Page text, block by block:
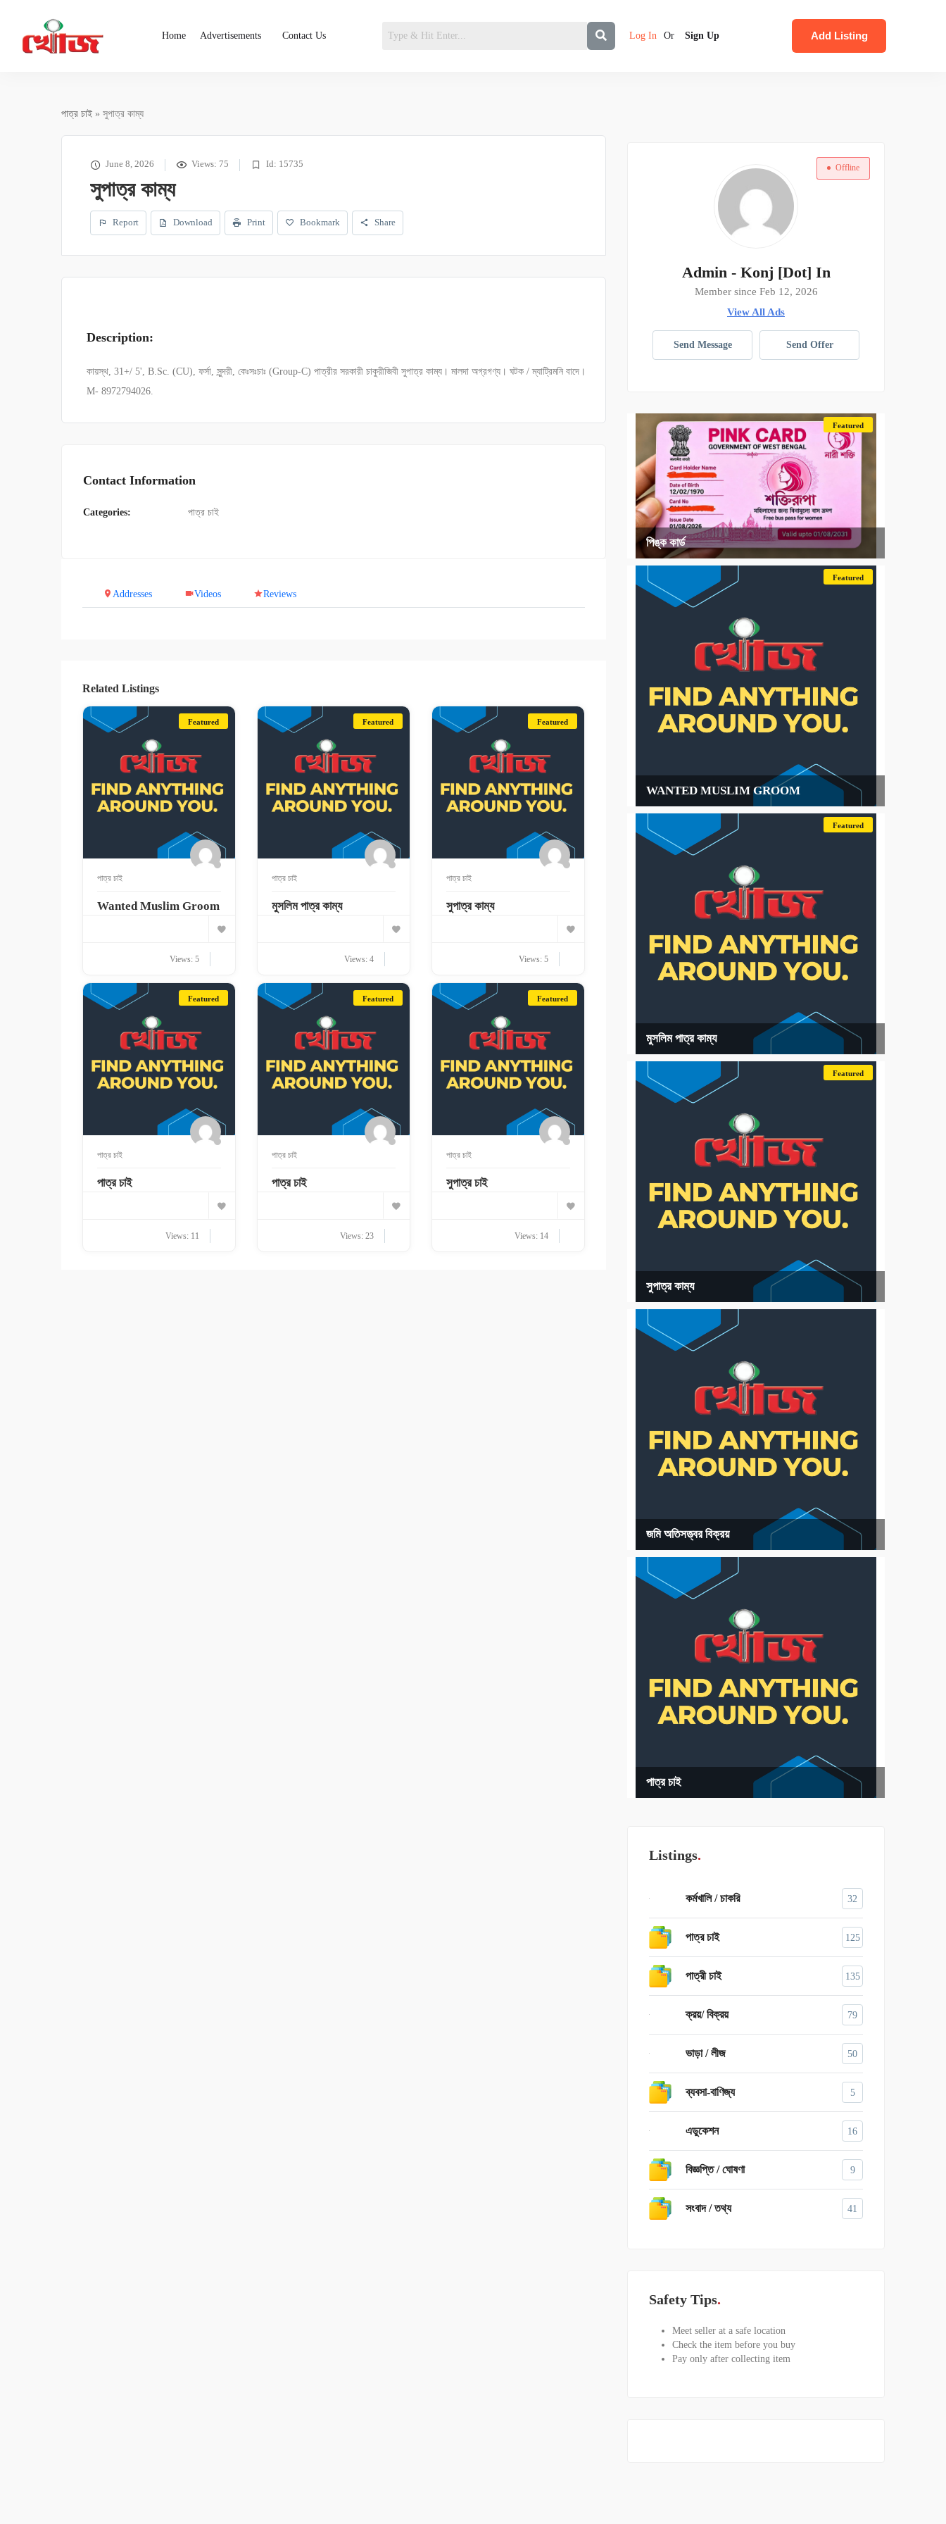
Home Advertisements Contact Us Log In Or Sign Up Add Listing
পাত্র চাই » সুপাত্র কাম্য
June 8, 2026 Views: 75 Id: 15735
সুপাত্র কাম্য
Report Download Print Bookmark Share
Description:
কায়স্থ, 31+/ 5', B.Sc. (CU), ফর্সা, সুন্দরী, কেঃসঃচাঃ (Group-C) পাত্রীর সরকারী চাকুরীজিবী সুপাত্র কাম্য। মালদা অগ্রগণ্য। ঘটক / ম্যাট্রিমনি বাদে।
M- 8972794026.
Contact Information
Categories: পাত্র চাই
Addresses Videos Reviews
Related Listings
Featured
পাত্র চাই
Wanted Muslim Groom
Views: 5
Featured
পাত্র চাই
মুসলিম পাত্র কাম্য
Views: 4
Featured
পাত্র চাই
সুপাত্র কাম্য
Views: 5
Featured
পাত্র চাই
পাত্র চাই
Views: 11
Featured
পাত্র চাই
পাত্র চাই
Views: 23
Featured
পাত্র চাই
সুপাত্র চাই
Views: 14
Offline
Admin - Konj [Dot] In
Member since Feb 12, 2026
View All Ads
Send Message Send Offer
Featured
পিঙ্ক কার্ড
Featured
WANTED MUSLIM GROOM
Featured
মুসলিম পাত্র কাম্য
Featured
সুপাত্র কাম্য
জমি অতিসত্ত্বর বিক্রয়
পাত্র চাই
Listings
কর্মখালি / চাকরি 32
পাত্র চাই 125
পাত্রী চাই 135
ক্রয়/ বিক্রয় 79
ভাড়া / লীজ 50
ব্যবসা-বাণিজ্য 5
এডুকেশন 16
বিজ্ঞপ্তি / ঘোষণা 9
সংবাদ / তথ্য 41
Safety Tips
Meet seller at a safe location
Check the item before you buy
Pay only after collecting item